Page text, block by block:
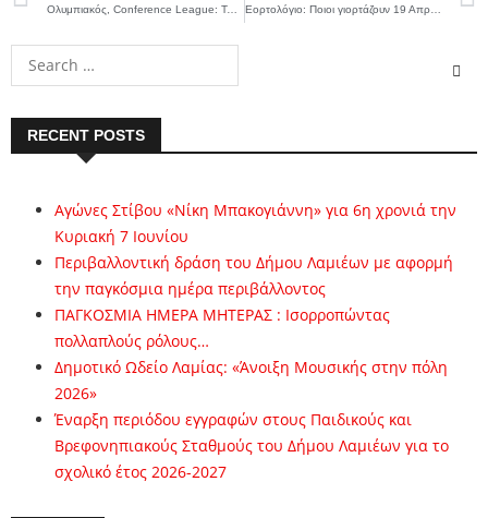
Ολυμπιακός, Conference League: Τα χρήματα που πήρε κι αυτά που περιμένει Εορτολόγιο: Ποιοι γιορτάζουν 19 Απριλίου – Σήμερα ο Ακάθιστος Ύμνος
RECENT POSTS
Αγώνες Στίβου «Νίκη Μπακογιάννη» για 6η χρονιά την
Κυριακή 7 Ιουνίου
Περιβαλλοντική δράση του Δήμου Λαμιέων με αφορμή
την παγκόσμια ημέρα περιβάλλοντος
ΠΑΓΚΟΣΜΙΑ ΗΜΕΡΑ ΜΗΤΕΡΑΣ : Ισορροπώντας
πολλαπλούς ρόλους…
Δημοτικό Ωδείο Λαμίας: «Άνοιξη Μουσικής στην πόλη
2026»
Έναρξη περιόδου εγγραφών στους Παιδικούς και
Βρεφονηπιακούς Σταθμούς του Δήμου Λαμιέων για το
σχολικό έτος 2026-2027